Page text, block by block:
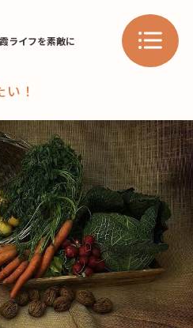
ライフを素敵に
暮らし
学び・教育
！